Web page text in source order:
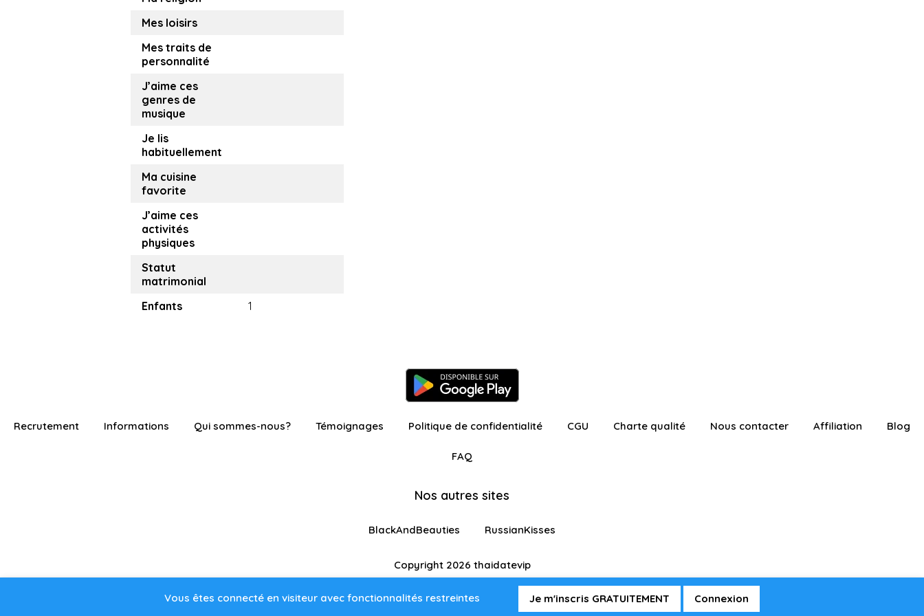
Vous êtes connecté en visiteur avec fonctionnalités restreintes Je m'inscris GRATUITEMENT Connexion
Mes loisirs
Mes traits de
personnalité
J’aime ces
genres de
musique
Je lis
habituellement
Ma cuisine
favorite
J’aime ces
activités
physiques
Statut
matrimonial
Enfants
1
Recrutement Informations Qui sommes-nous? Témoignages Politique de confidentialité CGU Charte qualité Nous contacter Affiliation Blog
FAQ
Nos autres sites
BlackAndBeauties RussianKisses
Copyright 2026 thaidatevip